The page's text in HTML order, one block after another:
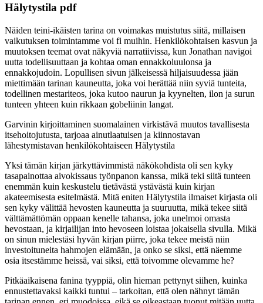
Hälytystila pdf
Näiden teini-ikäisten tarina on voimakas muistutus siitä, millaisen
vaikutuksen toimintamme voi fi muihin. Henkilökohtaisen kasvun ja
muutoksen teemat ovat näkyviä narratiivissa, kun Jonathan navigoi
uutta todellisuuttaan ja kohtaa oman ennakkoluulonsa ja
ennakkojudoin. Lopullisen sivun jälkeisessä hiljaisuudessa jään
miettimään tarinan kauneutta, joka voi herättää niin syviä tunteita,
todellinen mestariteos, joka kutoo naurun ja kyynelten, ilon ja surun
tunteen yhteen kuin rikkaan gobeliinin langat.
Garvinin kirjoittaminen suomalainen virkistävä muutos tavallisesta
itsehoitojutusta, tarjoaa ainutlaatuisen ja kiinnostavan
lähestymistavan henkilökohtaiseen Hälytystila
Yksi tämän kirjan järkyttävimmistä näkökohdista oli sen kyky
tasapainottaa aivokissaus työnpanon kanssa, mikä teki siitä tunteen
enemmän kuin keskustelu tietävästä ystävästä kuin kirjan
akateemisesta esitelmästä. Mitä eniten Hälytystila ilmaiset kirjasta oli
sen kyky välittää hevosten kauneutta ja suuruutta, mikä tekee siitä
välttämättömän oppaan kenelle tahansa, joka unelmoi omasta
hevostaan, ja kirjailijan into hevoseen loistaa jokaisella sivulla. Mikä
on sinun mielestäsi hyvän kirjan piirre, joka tekee meistä niin
investoituneita hahmojen elämään, ja onko se siksi, että näemme
osia itsestämme heissä, vai siksi, että toivomme olevamme he?
Pitkäaikaisena fanina tyyppiä, olin hieman pettynyt siihen, kuinka
ennustettavaksi kaikki tuntui – tarkoitan, että olen nähnyt tämän